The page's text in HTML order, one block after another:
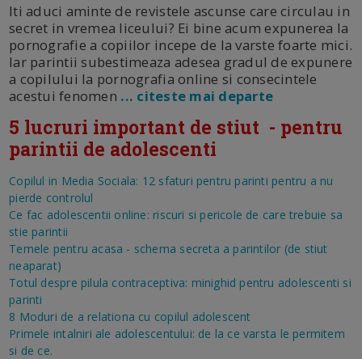
Iti aduci aminte de revistele ascunse care circulau in
secret in vremea liceului? Ei bine acum expunerea la
pornografie a copiilor incepe de la varste foarte mici.
Iar parintii subestimeaza adesea gradul de expunere
a copilului la pornografia online si consecintele
acestui fenomen ... citeste mai departe
5 lucruri important de stiut - pentru
parintii de adolescenti
Copilul in Media Sociala: 12 sfaturi pentru parinti pentru a nu
pierde controlul
Ce fac adolescentii online: riscuri si pericole de care trebuie sa
stie parintii
Temele pentru acasa - schema secreta a parintilor (de stiut
neaparat)
Totul despre pilula contraceptiva: minighid pentru adolescenti si
parinti
8 Moduri de a relationa cu copilul adolescent
Primele intalniri ale adolescentului: de la ce varsta le permitem
si de ce.